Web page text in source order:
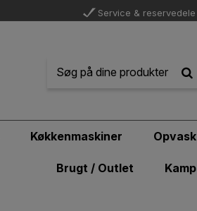
Service &
Køkkenmaskiner
Brugt / Outlet